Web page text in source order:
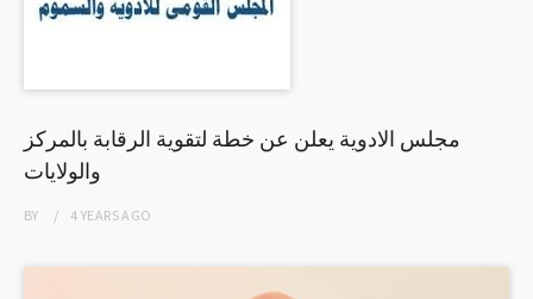
مجلس الادوية يعلن عن خطة لتقوية الرقابة بالمركز
والولايات
BY 4 YEARSAGO